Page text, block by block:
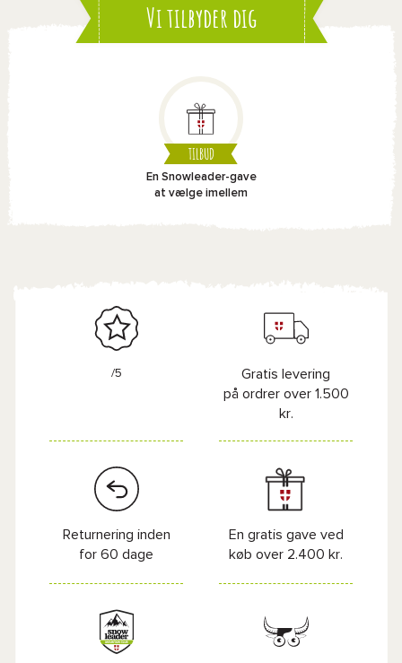
Vi tilbyder dig
TILBUD
En Snowleader-gave
at vælge imellem
/5
Gratis levering
på ordrer over 1.500
kr.
Returnering inden
for 60 dage
En gratis gave ved
køb over 2.400 kr.